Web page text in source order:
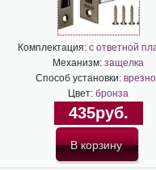
Комплектация: с ответной
Механизм: защелка
Способ установки:
Цвет: бронза
435руб.